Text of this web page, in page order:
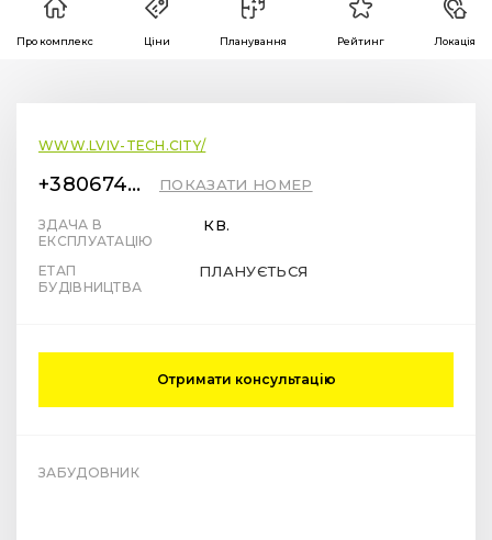
Про комплекс Ціни Планування Рейтинг Локація
WWW.LVIV-TECH.CITY/
+380674477557 ПОКАЗАТИ НОМЕР
ЗДАЧА В
ЕКСПЛУАТАЦІЮ
КВ.
ЕТАП
БУДІВНИЦТВА
ПЛАНУЄТЬСЯ
Отримати консультацію
ЗАБУДОВНИК